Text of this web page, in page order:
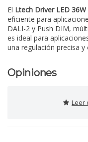
El Ltech Driver LED 36W
eficiente para
DALI-2 y Push DIM,
es ideal para
una regulación precisa y
Opiniones
Leer